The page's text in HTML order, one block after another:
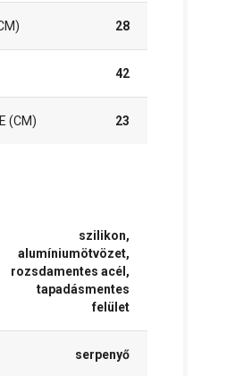
28
42
(CM) 23
szilikon,
alumíniumötvözet,
rozsdamentes acél,
tapadásmentes
felület
serpenyő